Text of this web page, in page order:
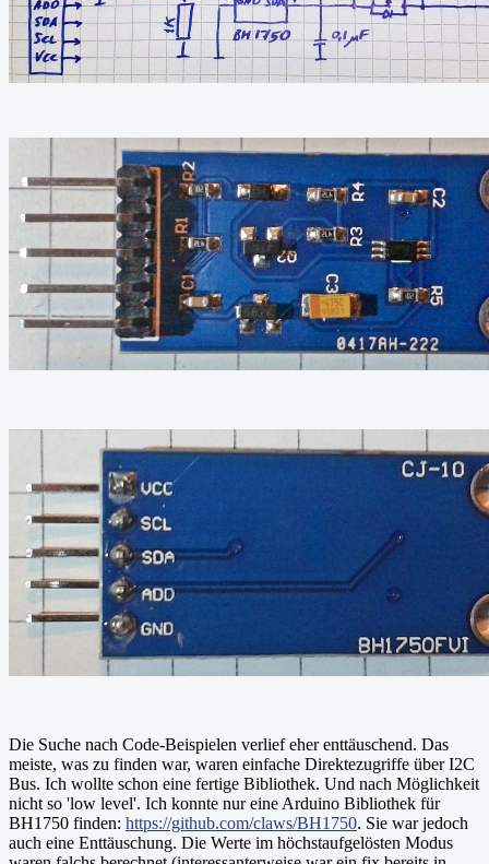
Die Suche nach Code-Beispielen verlief eher enttäuschend. Das
meiste, was zu finden war, waren einfache Direktezugriffe über I2C
Bus. Ich wollte schon eine fertige Bibliothek. Und nach Möglichkeit
nicht so 'low level'. Ich konnte nur eine Arduino Bibliothek für
BH1750 finden: https://github.com/claws/BH1750. Sie war jedoch
auch eine Enttäuschung. Die Werte im höchstaufgelösten Modus